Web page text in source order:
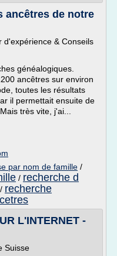
ancêtres de notre
d'expérience & Conseils
généalogiques.
ancêtres sur environ
toutes les résultats
il permettait ensuite de
très vite, j'ai...
par nom de famille /
/ recherche d
/ recherche
L'INTERNET -
Suisse